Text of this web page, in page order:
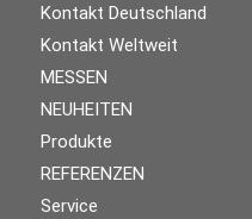
Kontakt Deutschland
Kontakt Weltweit
MESSEN
NEUHEITEN
Produkte
REFERENZEN
Service